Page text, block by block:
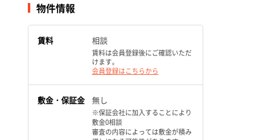
物件情報
賃料 相談
賃料は会員登録後にご確認いただ
けます。
会員登録はこちらから
敷金・保証金 無し
※保証会社に加入することにより
敷金0相談
審査の内容によっては敷金が積み